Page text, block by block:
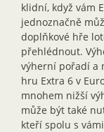
klidní, když vám
jednoznačně
doplňkové hře
přehlédnout.
výherní pořadí a
hru Extra 6 v
mnohem nižší
může být také
kteří spolu s